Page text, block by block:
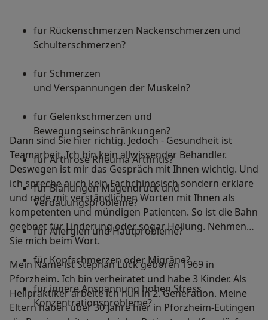
für Rückenschmerzen Nackenschmerzen und
Schulterschmerzen?
für Schmerzen
und Verspannungen der Muskeln?
für Gelenkschmerzen und
Bewegungseinschränkungen?
für Arthrose Rheuma Arthritis?
für Blähungen Magendruck und
Verdauungsprobleme?
für Allergien und Hautprobleme?
für Kopfschmerzen oder Migräne?
für innere Anspannung hohen Stress
Konzentrationsprobleme?
Dann sind Sie hier richtig. Jedoch - Gesundheit ist
Teamarbeit. Ich bin kein allwissender Behandler.
Deswegen ist mir das Gespräch mit Ihnen wichtig. Und
ich spreche auch kein Fachchinesisch sondern erkläre
und rede mit verständlichen Worten mit Ihnen als
kompetenten und mündigen Patienten. So ist die Bahn
geebnet für Linderung oder sogar Heilung. Nehmen
Sie mich beim Wort.
Mein Name ist Stephan Lück geboren 1969 in
Pforzheim. Ich bin verheiratet und habe 3 Kinder. Als
Heilpraktiker arbeite ich nun in 2. Generation. Meine
Eltern haben über 30 Jahre hier in Pforzheim-Eutingen